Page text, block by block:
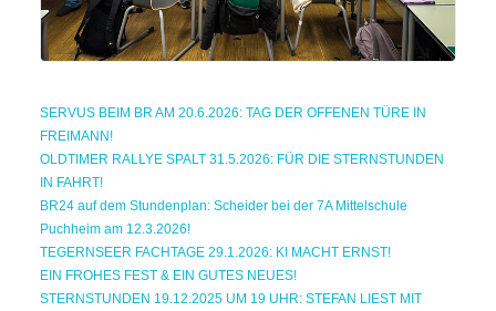
SERVUS BEIM BR AM 20.6.2026: TAG DER OFFENEN TÜRE IN
FREIMANN!
OLDTIMER RALLYE SPALT 31.5.2026: FÜR DIE STERNSTUNDEN
IN FAHRT!
BR24 auf dem Stundenplan: Scheider bei der 7A Mittelschule
Puchheim am 12.3.2026!
TEGERNSEER FACHTAGE 29.1.2026: KI MACHT ERNST!
EIN FROHES FEST & EIN GUTES NEUES!
STERNSTUNDEN 19.12.2025 UM 19 UHR: STEFAN LIEST MIT